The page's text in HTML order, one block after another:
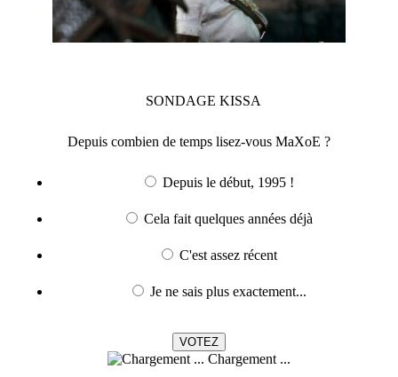
SONDAGE KISSA
Depuis combien de temps lisez-vous MaXoE ?
Depuis le début, 1995 !
Cela fait quelques années déjà
C'est assez récent
Je ne sais plus exactement...
Chargement ...